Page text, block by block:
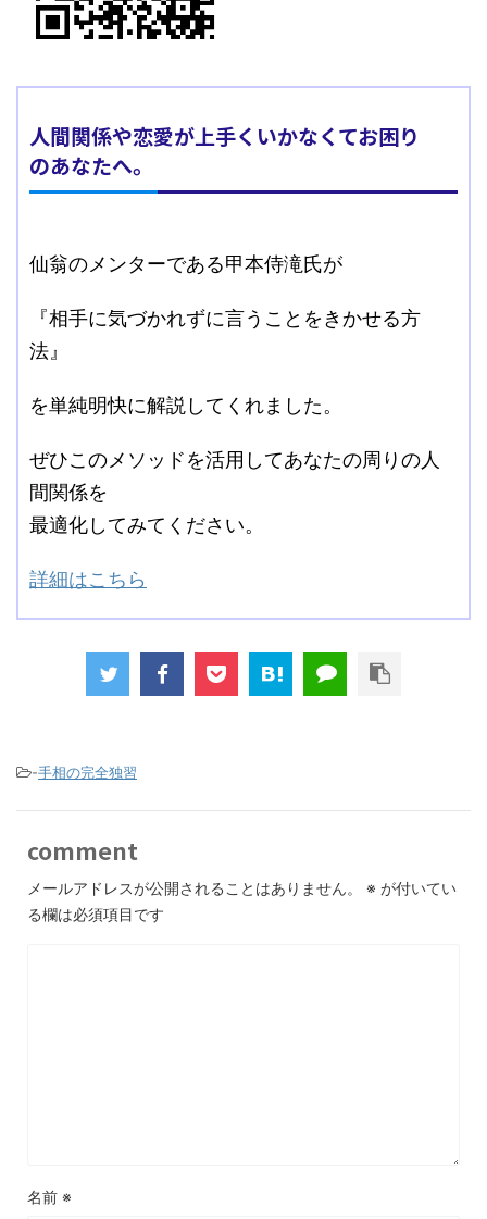
人間関係や恋愛が上手くいかなくてお困り
のあなたへ。
仙翁のメンターである甲本侍滝氏が
『相手に気づかれずに言うことをきかせる方
法』
を単純明快に解説してくれました。
ぜひこのメソッドを活用してあなたの周りの人
間関係を
最適化してみてください。
詳細はこちら
-手相の完全独習
comment
メールアドレスが公開されることはありません。 ※ が付いてい
る欄は必須項目です
名前 ※